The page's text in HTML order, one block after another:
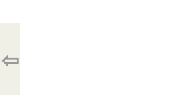
⇦